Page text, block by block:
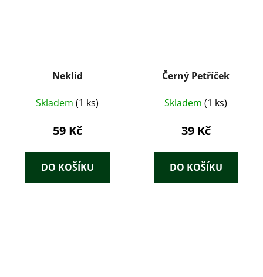
Neklid
Skladem (1 ks)
59 Kč
DO KOŠÍKU
Černý Petříček
Skladem (1 ks)
39 Kč
DO KOŠÍKU